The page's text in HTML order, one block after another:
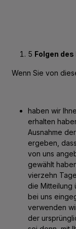
5 Folgen
Wenn Sie von
haben wir
erhalten
Ausnahme
ergeben,
von uns
gewählt
vierzehn
die Mitteilung
bei uns
verwenden
der